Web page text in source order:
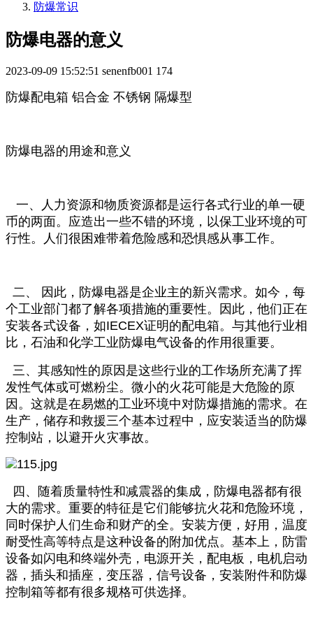
防爆常识
防爆电器的意义
2023-09-09 15:52:51 senenfb001 174
防爆配电箱 铝合金 不锈钢 隔爆型
防爆电器的用途和意义
一、人力资源和物质资源都是运行各式行业的单一硬
币的两面。应造出一些不错的环境，以保工业环境的可
行性。人们很困难带着危险感和恐惧感从事工作。
二、 因此，防爆电器是企业主的新兴需求。如今，每
个工业部门都了解各项措施的重要性。因此，他们正在
安装各式设备，如IECEX证明的配电箱。与其他行业相
比，石油和化学工业防爆电气设备的作用很重要。
三、其感知性的原因是这些行业的工作场所充满了挥
发性气体或可燃粉尘。微小的火花可能是大危险的原
因。这就是在易燃的工业环境中对防爆措施的需求。在
生产，储存和救援三个基本过程中，应安装适当的防爆
控制站，以避开火灾事故。
四、随着质量特性和减震器的集成，防爆电器都有很
大的需求。重要的特征是它们能够抗火花和危险环境，
同时保护人们生命和财产的全。安装方便，好用，温度
耐受性高等特点是这种设备的附加优点。基本上，防雷
设备如闪电和终端外壳，电源开关，配电板，电机启动
器，插头和插座，变压器，信号设备，安装附件和防爆
控制箱等都有很多规格可供选择。